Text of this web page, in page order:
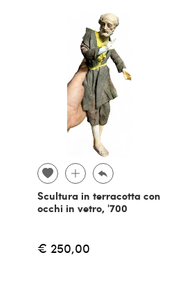
Scultura in terracotta con
occhi in vetro, '700
€ 250,00